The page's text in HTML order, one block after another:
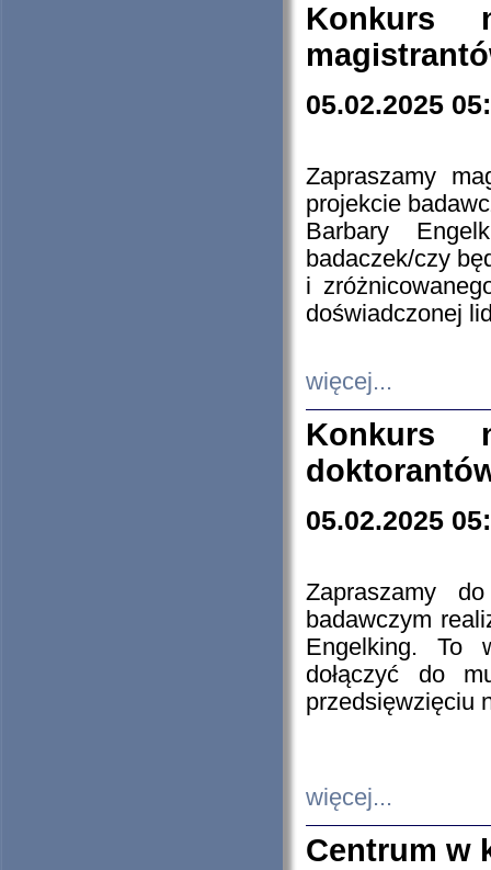
Konkurs
05.02.2025
Zapraszamy
projekcie
Barbary
badaczek/czy
i
doświadczonej
więcej...
Konkurs
05.02.2025
Zapraszamy
badawczym
Engelking. To
dołączyć do
przedsięwzięciu
więcej...
Centrum w